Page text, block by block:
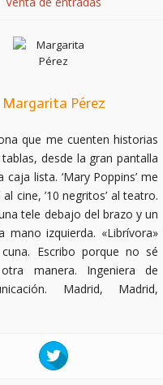
Margarita Pérez
que me cuenten historias
desde la gran pantalla
caja lista. ‘Mary Poppins’ me
cine, ’10 negritos’ al teatro.
tele debajo del brazo y un
mano izquierda. «Librívora»
Escribo porque no sé
manera. Ingeniera de
Madrid, Madrid,